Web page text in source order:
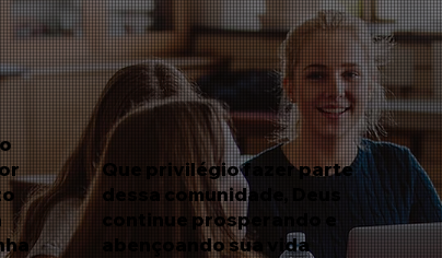
Que privilégio fazer parte
dessa comunidade, Deus
continue prosperando e
abençoando sua vida